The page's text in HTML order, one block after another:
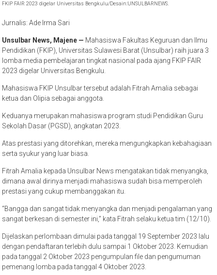
FKIP FAIR 2023 digelar Universitas Bengkulu/Desain:UNSULBARNEWS.
Jurnalis: Ade Irma Sari
Unsulbar News, Majene — Mahasiswa Fakultas Keguruan dan Ilmu
Pendidikan (FKIP), Universitas Sulawesi Barat (Unsulbar) raih juara 3
lomba media pembelajaran tingkat nasional pada ajang FKIP FAIR
2023 digelar Universitas Bengkulu.
Mahasiswa FKIP Unsulbar tersebut adalah Fitrah Amalia sebagai
ketua dan Olipia sebagai anggota.
Keduanya merupakan mahasiswa program studi Pendidikan Guru
Sekolah Dasar (PGSD), angkatan 2023.
Atas prestasi yang ditorehkan, mereka mengungkapkan kebahagiaan
serta syukur yang luar biasa.
Fitrah Amalia kepada Unsulbar News mengatakan tidak menyangka,
dimana awal dirinya menjadi mahasiswa sudah bisa memperoleh
prestasi yang cukup membanggakan itu.
“Bangga dan sangat tidak menyangka dan menjadi pengalaman yang
sangat berkesan di semester ini,” kata Fitrah selaku ketua tim (12/10).
Dijelaskan perlombaan dimulai pada tanggal 19 September 2023 lalu
dengan pendaftaran terlebih dulu sampai 1 Oktober 2023. Kemudian
pada tanggal 2 Oktober 2023 pengumpulan file dan pengumuman
pemenang lomba pada tanggal 4 Oktober 2023.